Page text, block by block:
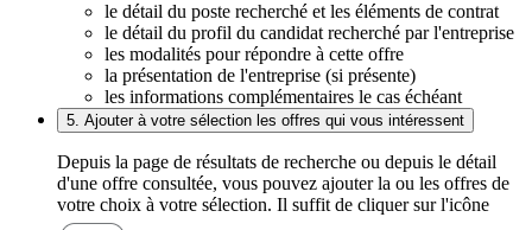
le détail du poste recherché et les éléments de contrat
le détail du profil du candidat recherché par l'entreprise
les modalités pour répondre à cette offre
la présentation de l'entreprise (si présente)
les informations complémentaires le cas échéant
5. Ajouter à votre sélection les offres qui vous intéressent
Depuis la page de résultats de recherche ou depuis le détail
d'une offre consultée, vous pouvez ajouter la ou les offres de
votre choix à votre sélection. Il suffit de cliquer sur l'icône